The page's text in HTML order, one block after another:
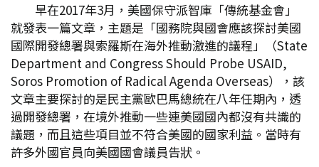
早在2017年3月，美國保守派智庫「傳統基金會」
就發表一篇文章，主題是「國務院與國會應該探討美國
國際開發總署與索羅斯在海外推動激進的議程」（State
Department and Congress Should Probe USAID,
Soros Promotion of Radical Agenda Overseas），該
文章主要探討的是民主黨歐巴馬總統在八年任期內，透
過開發總署，在境外推動一些連美國國內都沒有共識的
議題，而且這些項目並不符合美國的國家利益。當時有
許多外國官員向美國國會議員告狀。